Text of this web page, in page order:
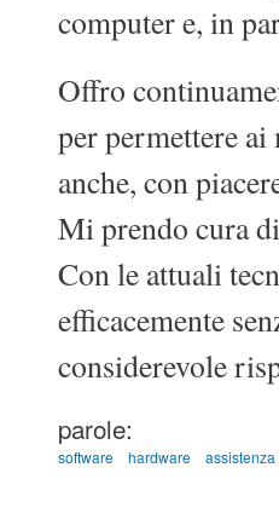
computer e, in
Offro
per permettere
anche, con
Mi prendo cura
Con le attuali
efficacemente
considerevole
parole:
software hardware assistenza